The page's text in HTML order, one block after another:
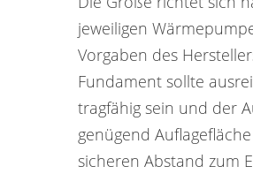
jeweiligen
Vorgaben des
Fundament sollte
tragfähig sein und der
genügend
sicheren Abstand zum